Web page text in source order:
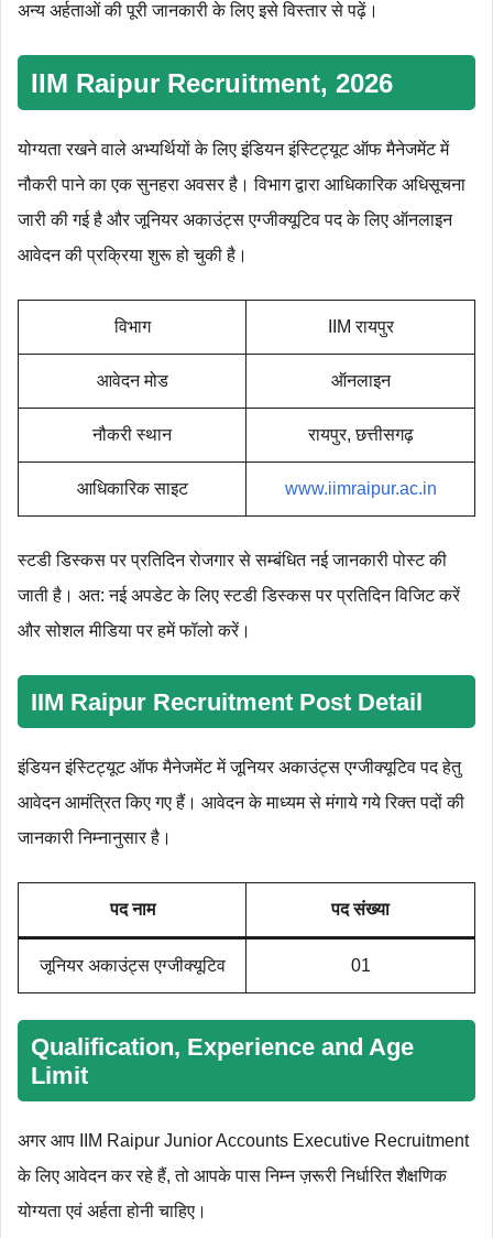
अन्‍य अर्हताओं की पूरी जानकारी के लिए इसे विस्तार से पढ़ें।
IIM Raipur Recruitment, 2026
योग्यता रखने वाले अभ्यर्थियों के लिए इंडियन इंस्टिट्यूट ऑफ मैनेजमेंट में
नौकरी पाने का एक सुनहरा अवसर है। विभाग द्वारा आधिकारिक अधिसूचना
जारी की गई है और जूनियर अकाउंट्स एग्जीक्यूटिव पद के लिए ऑनलाइन
आवेदन की प्रक्रिया शुरू हो चुकी है।
विभाग IIM रायपुर
आवेदन मोड ऑनलाइन
नौकरी स्थान रायपुर, छत्तीसगढ़
आधिकारिक साइट www.iimraipur.ac.in
स्टडी डिस्कस पर प्रतिदिन रोजगार से सम्बंधित नई जानकारी पोस्ट की
जाती है। अत: नई अपडेट के लिए स्टडी डिस्कस पर प्रतिदिन विजिट करें
और सोशल मीडिया पर हमें फॉलो करें।
IIM Raipur Recruitment Post Detail
इंडियन इंस्टिट्यूट ऑफ मैनेजमेंट में जूनियर अकाउंट्स एग्जीक्यूटिव पद हेतु
आवेदन आमंत्रित किए गए हैं। आवेदन के माध्यम से मंगाये गये रिक्त पदों की
जानकारी निम्नानुसार है।
पद नाम पद संख्या
जूनियर अकाउंट्स एग्जीक्यूटिव 01
Qualification, Experience and Age
Limit
अगर आप IIM Raipur Junior Accounts Executive Recruitment
के लिए आवेदन कर रहे हैं, तो आपके पास निम्न ज़रूरी निर्धारित शैक्षणिक
योग्यता एवं अर्हता होनी चाहिए।